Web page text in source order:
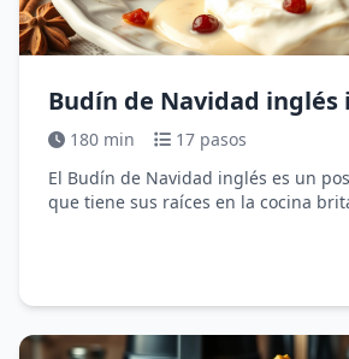
Budín de Navidad inglés
180 min
17 pasos
El Budín de Navidad inglés es un
que tiene sus raíces en la cocina